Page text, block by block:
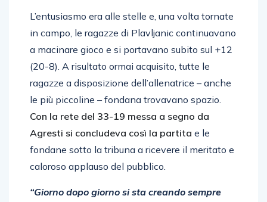
L’entusiasmo era alle stelle e, una volta tornate
in campo, le ragazze di Plavljanic continuavano
a macinare gioco e si portavano subito sul +12
(20-8). A risultato ormai acquisito, tutte le
ragazze a disposizione dell’allenatrice – anche
le più piccoline – fondana trovavano spazio.
Con la rete del 33-19 messa a segno da
Agresti si concludeva così la partita e le
fondane sotto la tribuna a ricevere il meritato e
caloroso applauso del pubblico.
“Giorno dopo giorno si sta creando sempre